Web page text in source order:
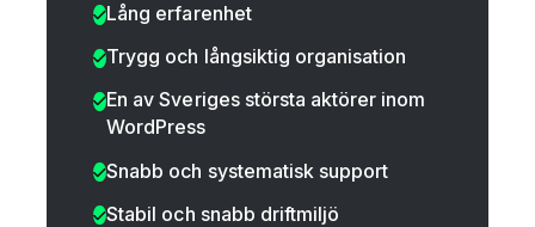
Lång erfarenhet
Trygg och långsiktig organisation
En av Sveriges största aktörer inom
WordPress
Snabb och systematisk support
Stabil och snabb driftmiljö